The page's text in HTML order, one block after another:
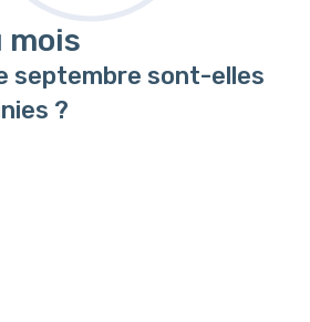
mois
septembre sont-elles
?